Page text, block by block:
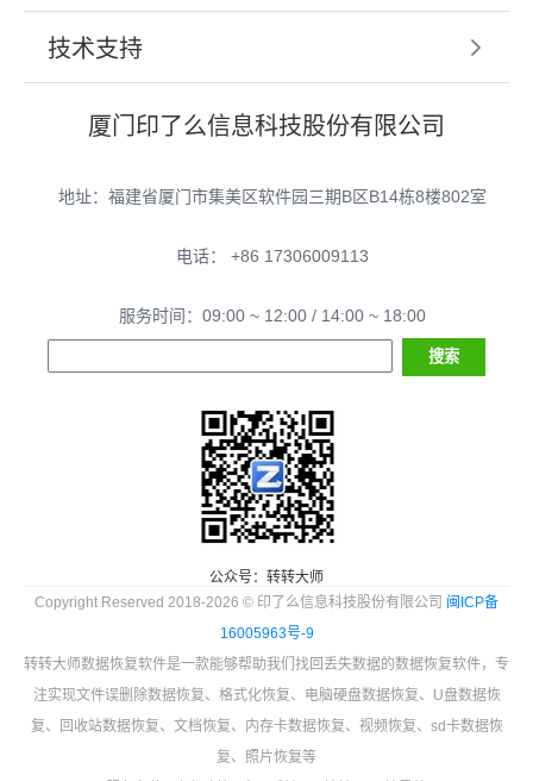
技术支持
厦门印了么信息科技股份有限公司
地址：福建省厦门市集美区软件园三期B区B14栋8楼802室
电话： +86 17306009113
服务时间：09:00 ~ 12:00 / 14:00 ~ 18:00
公众号：转转大师
Copyright Reserved 2018-2026 © 印了么信息科技股份有限公司 闽ICP备
16005963号-9
转转大师数据恢复软件是一款能够帮助我们找回丢失数据的数据恢复软件，专
注实现文件误删除数据恢复、格式化恢复、电脑硬盘数据恢复、U盘数据恢
复、回收站数据恢复、文档恢复、内存卡数据恢复、视频恢复、sd卡数据恢
复、照片恢复等